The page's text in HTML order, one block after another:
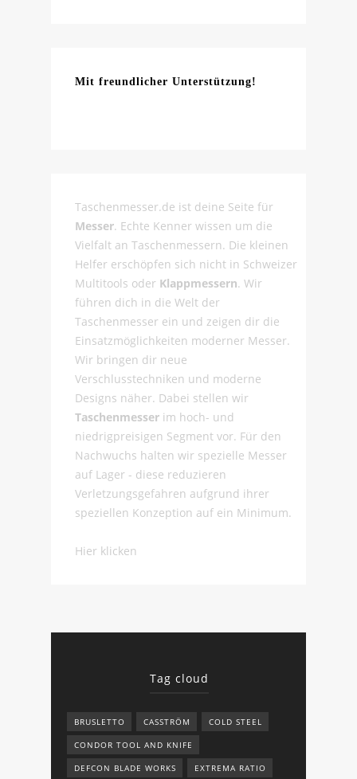
Mit freundlicher Unterstützung!
Taschenmesser.de ist deine Seite für
Messer. Echte Kenner wissen um die
Vielfalt an Taschenmessern. Die kleinen
Helfer erschöpfen sich nicht in Schweizer
Multitools oder Klappmessern. Wir
führen dich in die Welt der
Taschenmesser ein und zeigen dir die
Einsatzmöglichkeiten moderner Messer.
Wir bringen dir neue
Verschlusstechniken und moderne
Designs näher. Dabei stellen wir
Taschenmesser im hoch- und
niedrigpreisigen Segment vor. Für den
Nachwuchs halten wir spezielle Messer
auf Lager - diese reduzieren
Verletzungsgefahren aufgrund ihrer
speziellen Konzeption auf ein Minimum.
Hier klicken
Tag cloud
BRUSLETTO CASSTRÖM COLD STEEL
CONDOR TOOL AND KNIFE
DEFCON BLADE WORKS EXTREMA RATIO